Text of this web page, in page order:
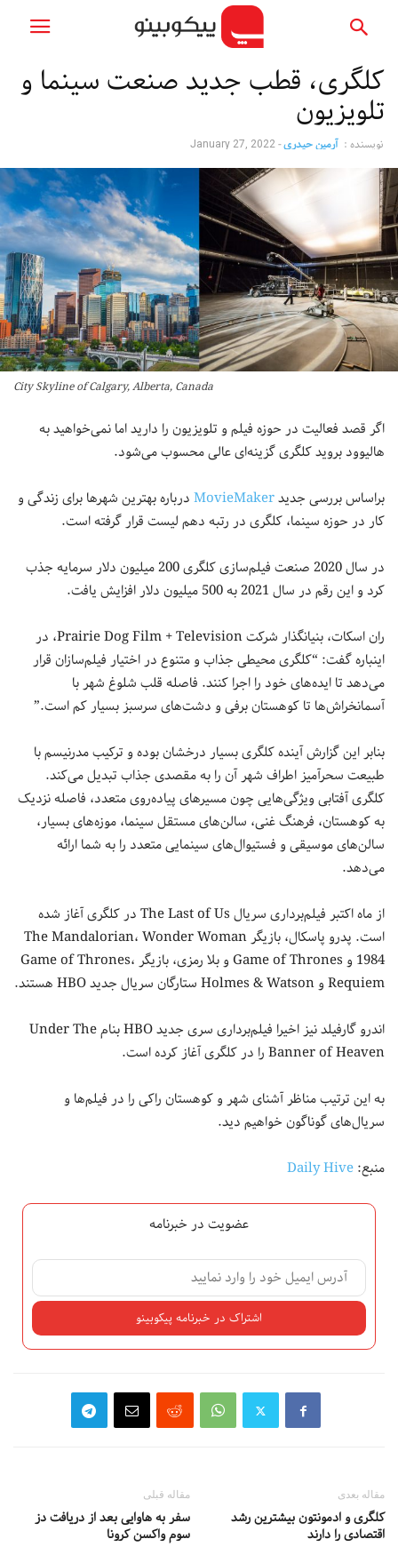
کلگری، قطب جدید صنعت سینما و
تلویزیون
نویسنده : آرمین حیدری-
January 27, 2022
City Skyline of Calgary, Alberta, Canada
اگر قصد فعالیت در حوزه فیلم و تلویزیون را دارید اما نمی‌خواهید به
هالیوود بروید کلگری گزینه‌ای عالی محسوب می‌شود.
براساس بررسی جدیدMovieMakerدرباره بهترین شهرها برای زندگی و
کار در حوزه سینما، کلگری در رتبه دهم لیست قرار گرفته است.
در سال 2020 صنعت فیلم‌سازی کلگری 200 میلیون دلار سرمایه‌ جذب
کرد و این رقم در سال 2021 به 500 میلیون دلار افزایش یافت.
ران اسکات، بنیانگذار شرکت Prairie Dog Film + Television، در
اینباره گفت: “کلگری محیطی جذاب و متنوع در اختیار فیلم‌سازان قرار
می‌دهد تا ایده‌های خود را اجرا کنند. فاصله قلب شلوغ شهر با
آسمانخراش‌ها تا کوهستان‌ برفی و دشت‌های سرسبز بسیار کم است.”
بنابر این گزارش آینده کلگری بسیار درخشان بوده و ترکیب مدرنیسم با
طبیعت سحرآمیز اطراف شهر آن را به مقصدی جذاب تبدیل می‌کند.
کلگری آفتابی ویژگی‌هایی چون مسیرهای پیاده‌روی متعدد، فاصله نزدیک
به کوهستان، فرهنگ غنی، سالن‌های مستقل سینما، موزه‌های بسیار،
سالن‌های موسیقی و فستیوال‌های سینمایی متعدد را به شما ارائه
می‌دهد.
از ماه اکتبر فیلم‌برداری سریال The Last of Us در کلگری آغاز شده
است. پدرو پاسکال، بازیگر The Mandalorian، Wonder Woman
1984 و Game of Thrones و بلا رمزی، بازیگر Game of Thrones،
Requiem و Holmes & Watson ستارگان سریال جدید HBO هستند.
اندرو گارفیلد نیز اخیرا فیلم‌برداری سری جدید HBO بنام Under The
Banner of Heaven را در کلگری آغاز کرده است.
به این ترتیب مناظر آشنای شهر و کوهستان راکی را در فیلم‌ها و
سریال‌های گوناگون خواهیم دید.
منبع:Daily Hive
عضویت در خبرنامه
مقاله قبلی
سفر به هاوایی بعد از دریافت دز
سوم واکسن کرونا
مقاله بعدی
کلگری و ادمونتون بیشترین رشد
اقتصادی را دارند